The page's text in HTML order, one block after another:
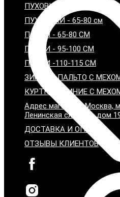
ПУХОВИКИ - 95-100 см
ПУХОВИКИ - 65-80 см
ПАРКИ - 65-80 СМ
ПАРКИ - 95-100 СМ
ПАРКИ -110-115 СМ
ЗИМНИЕ ПАЛЬТО С
КУРТКИ ЗИМНИЕ С
Адрес магазина: Москва,
Ленинская слобода дом
ДОСТАВКА И ОПЛАТА
ОТЗЫВЫ КЛИЕНТОВ